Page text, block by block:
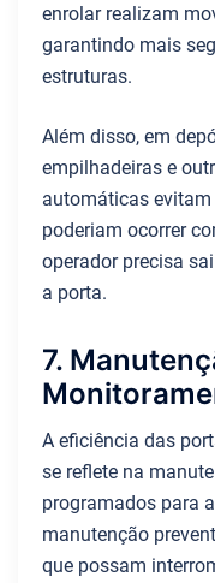
enrolar realizam
garantindo mais
estruturas.
Além disso, em
empilhadeiras e
automáticas
poderiam ocorrer
operador precisa
a porta.
7.
A eficiência das
se reflete na
programados para
manutenção
que possam